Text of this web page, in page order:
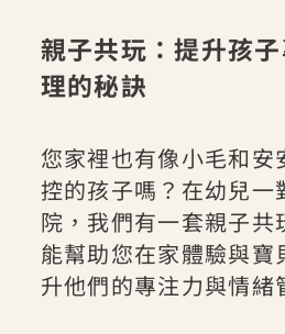
親子共玩：提升孩
理的秘訣
您家裡也有像小毛和安
控的孩子嗎？在幼兒一
院，我們有一套親子共
能幫助您在家體驗與寶
升他們的專注力與情緒